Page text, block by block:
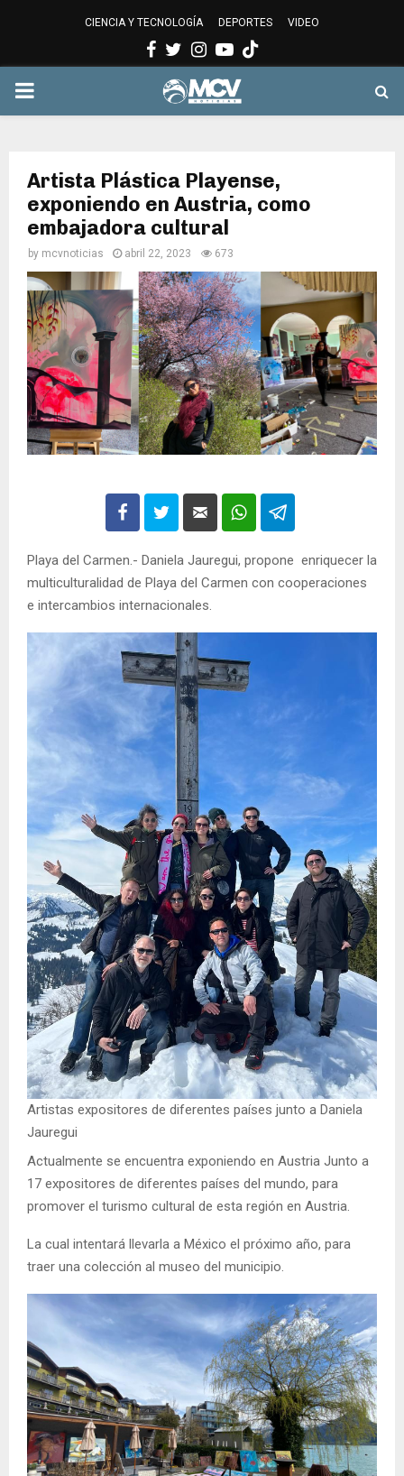
CIENCIA Y TECNOLOGÍA DEPORTES VIDEO
Facebook
Twitter
Instagram
Youtube
PRIMARY
Artista Plástica Playense,
exponiendo en Austria, como
embajadora cultural
by mcvnoticias abril 22, 2023 673
Playa del Carmen.- Daniela Jauregui, propone enriquecer la
multiculturalidad de Playa del Carmen con cooperaciones
e intercambios internacionales.
Artistas expositores de diferentes países junto a Daniela
Jauregui
Actualmente se encuentra exponiendo en Austria Junto a
17 expositores de diferentes países del mundo, para
promover el turismo cultural de esta región en Austria.
La cual intentará llevarla a México el próximo año, para
traer una colección al museo del municipio.